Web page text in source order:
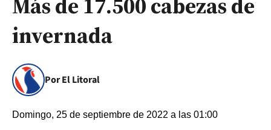
invernada
Por El Litoral
Domingo, 25 de septiembre de 2022 a las 01:00